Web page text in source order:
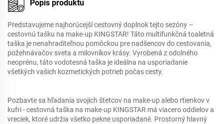
Popis produktu
Predstavujeme najhorúcejší cestovný doplnok tejto sezóny –
cestovnú tašku na make-up KINGSTAR! Táto multifunkčná toaletná
taška je nenahraditeľnou pomôckou pre nadšencov do cestovania,
požehnávačov sveta a milovníkov krásy. Vyrobená z odolného
neoprénu, táto vodotesná taška je ideálna na usporiadanie
všetkých vašich kozmetických potrieb počas cesty.
Pozbavte sa hľadania svojich štetcov na make-up alebo rtienkov v
kufri - cestovná taška na make-up KINGSTAR má viacero oddielov a
vreciek, ktoré udržia všetko pekne usporiadané. Prostorný hlavný